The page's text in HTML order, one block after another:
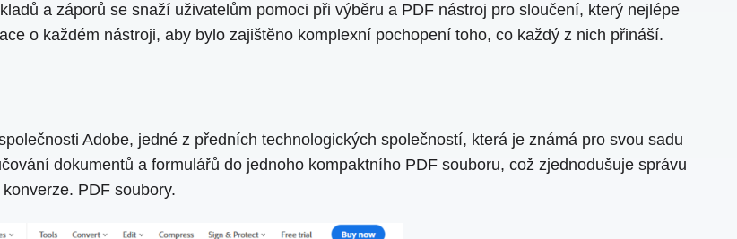
a záporů se snaží uživatelům pomoci při výběru a PDF nástroj pro sloučení, který nejlépe
o každém nástroji, aby bylo zajištěno komplexní pochopení toho, co každý z nich přináší.
Adobe, jedné z předních technologických společností, která je známá pro svou sadu
dokumentů a formulářů do jednoho kompaktního PDF souboru, což zjednodušuje správu
PDF soubory.